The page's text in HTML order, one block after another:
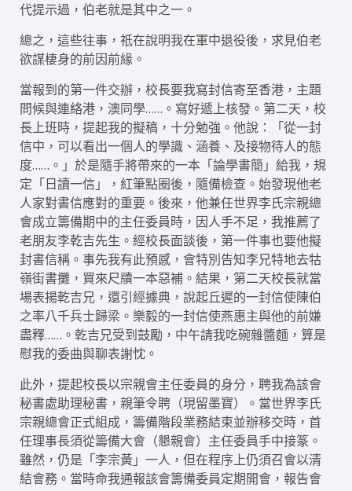
代提示過，伯老就是其中之一。
總之，這些往事，祇在說明我在軍中退役後，求見伯老
欲謀棲身的前因前緣。
當報到的第一件交辦，校長要我寫封信寄至香港，主題
問候與連絡港，澳同學……。寫好遞上核發。第二天，校
長上班時，提起我的擬稿，十分勉強。他說：「從一封
信中，可以看出一個人的學識、涵養、及接物待人的態
度……。」於是隨手將帶來的一本「論學書簡」給我，規
定「日讀一信」，紅筆點圈後，隨備檢查。始發現他老
人家對書信應對的重要。後來，他兼任世界李氏宗親總
會成立籌備期中的主任委員時，因人手不足，我推薦了
老朋友李乾吉先生。經校長面談後，第一件事也要他擬
封書信稱。事先我有此預感，會特別告知李兄特地去牯
嶺街書攤，買來尺牘一本惡補。結果，第二天校長就當
場表揚乾吉兄，還引經據典，說起丘遲的一封信使陳伯
之率八千兵士歸梁。樂毅的一封信使燕惠主與他的前嫌
盡釋……。乾吉兄受到鼓勵，中午請我吃碗雜醬麵，算是
慰我的委曲與聊表謝忱。
此外，提起校長以宗親會主任委員的身分，聘我為該會
秘書處助理秘書，親筆令聘（現留墨寶）。當世界李氏
宗親總會正式組成，籌備階段業務結束並辦移交時，首
任理事長須從籌備大會（懇親會）主任委員手中接篆。
雖然，仍是「李宗黃」一人，但在程序上仍須召會以清
結會務。當時命我通報該會籌備委員定期開會，報告會